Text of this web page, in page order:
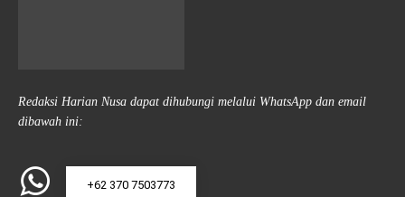
Redaksi Harian Nusa dapat dihubungi melalui WhatsApp dan email
dibawah ini:
+62 370 7503773